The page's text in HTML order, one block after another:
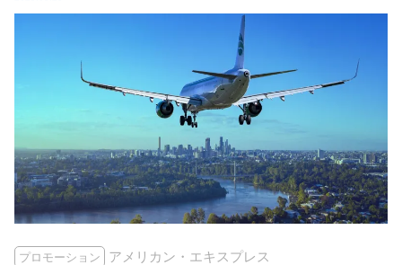
プロモーション アメリカン・エキスプレス